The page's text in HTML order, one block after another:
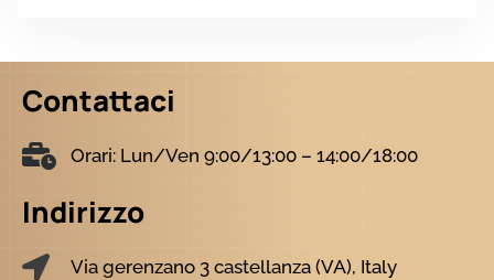
Contattaci
Orari: Lun/Ven 9:00/13:00 – 14:00/18:00
Indirizzo
Via gerenzano 3 castellanza (VA), Italy